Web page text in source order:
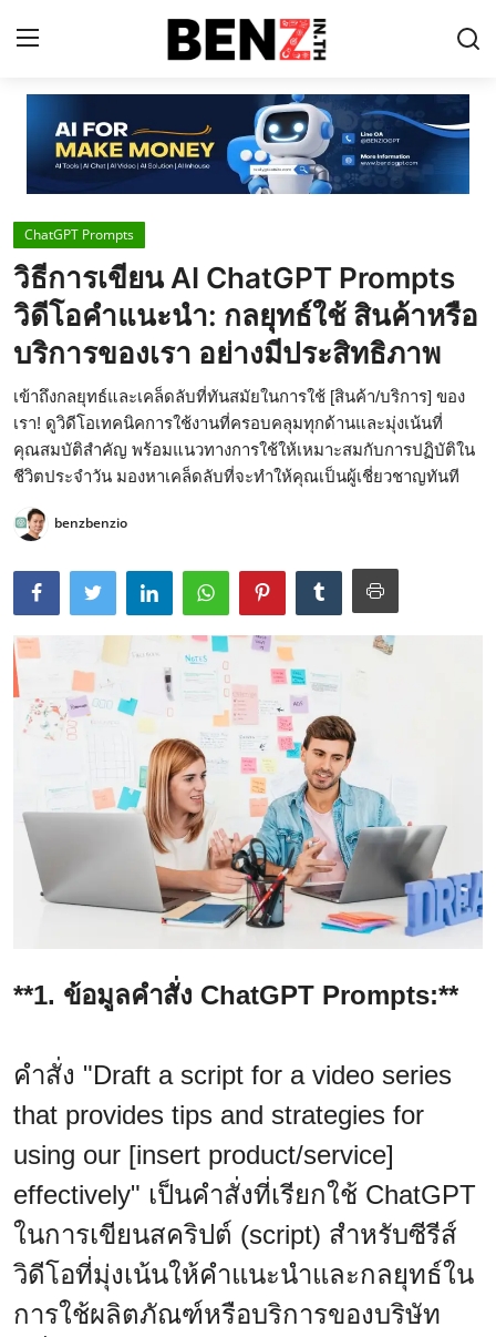
Home
Contact
AI Tools
ChatGPT Prompts
ข่าว AI รอบโลก
ThaiGPT Builder
คอร์สเรียน ChatGPT
ChatGPT Prompts
วิธีการเขียน AI ChatGPT Prompts
วิดีโอคำแนะนำ: กลยุทธ์ใช้ สินค้าหรือ
บริการของเรา อย่างมีประสิทธิภาพ
เข้าถึงกลยุทธ์และเคล็ดลับที่ทันสมัยในการใช้ [สินค้า/บริการ] ของ
เรา! ดูวิดีโอเทคนิคการใช้งานที่ครอบคลุมทุกด้านและมุ่งเน้นที่
คุณสมบัติสำคัญ พร้อมแนวทางการใช้ให้เหมาะสมกับการปฏิบัติใน
ชีวิตประจำวัน มองหาเคล็ดลับที่จะทำให้คุณเป็นผู้เชี่ยวชาญทันที
benzbenzio
**1. ข้อมูลคำสั่ง ChatGPT Prompts:**
คำสั่ง "Draft a script for a video series
that provides tips and strategies for
using our [insert product/service]
effectively" เป็นคำสั่งที่เรียกใช้ ChatGPT
ในการเขียนสคริปต์ (script) สำหรับซีรีส์
วิดีโอที่มุ่งเน้นให้คำแนะนำและกลยุทธ์ใน
การใช้ผลิตภัณฑ์หรือบริการของบริษัท